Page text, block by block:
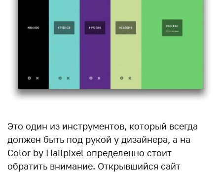
Это один из инструментов, который всегда
должен быть под рукой у дизайнера, а на
Color by Hailpixel определенно стоит
обратить внимание. Открывшийся сайт